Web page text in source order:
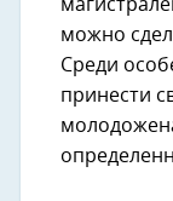
можно
Среди
принести